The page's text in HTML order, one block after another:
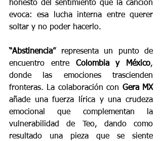
honesto del sentimiento que la canción
evoca: esa lucha interna entre querer
soltar y no poder hacerlo.
“Abstinencia” representa un punto de
encuentro entre Colombia y México,
donde las emociones trascienden
fronteras. La colaboración con Gera MX
añade una fuerza lírica y una crudeza
emocional que complementan la
vulnerabilidad de Teo, dando como
resultado una pieza que se siente